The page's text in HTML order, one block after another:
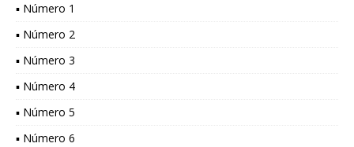
▪ Número 1
▪ Número 2
▪ Número 3
▪ Número 4
▪ Número 5
▪ Número 6